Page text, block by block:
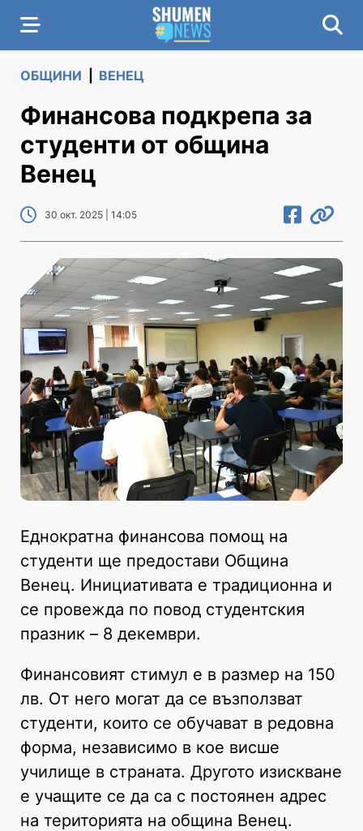
ОБЩИНИ ВЕНЕЦ
Финансова подкрепа за
студенти от община
Венец
30 окт. 2025 | 14:05
Еднократна финансова помощ на
студенти ще предостави Община
Венец. Инициативата е традиционна и
се провежда по повод студентския
празник – 8 декември.
Финансовият стимул е в размер на 150
лв. От него могат да се възползват
студенти, които се обучават в редовна
форма, независимо в кое висше
училище в страната. Другото изискване
е учащите се да са с постоянен адрес
на територията на община Венец.